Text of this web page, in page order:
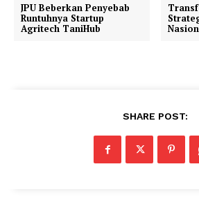
JPU Beberkan Penyebab
Runtuhnya Startup
Agritech TaniHub
SHARE POST: